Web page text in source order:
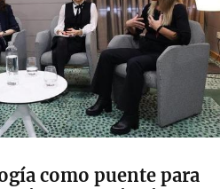
como puente para